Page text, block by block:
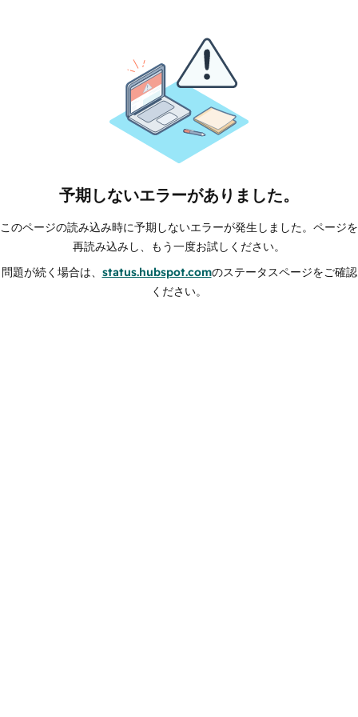
予期しないエラーがありました。
このページの読み込み時に予期しないエラーが発生しました。ページを
再読み込みし、もう一度お試しください。
問題が続く場合は、 status.hubspot.comのステータスページをご確認
ください。